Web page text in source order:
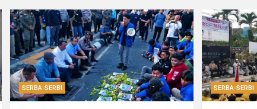
SERBA-SERBI SERBA-SERBI